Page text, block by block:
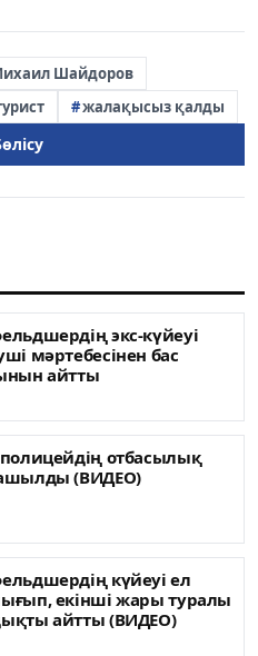
Шайдоров
жалақысыз қалды
экс-күйеуі
мәртебесінен бас
айтты
отбасылық
(ВИДЕО)
күйеуі ел
екінші жары туралы
айтты (ВИДЕО)